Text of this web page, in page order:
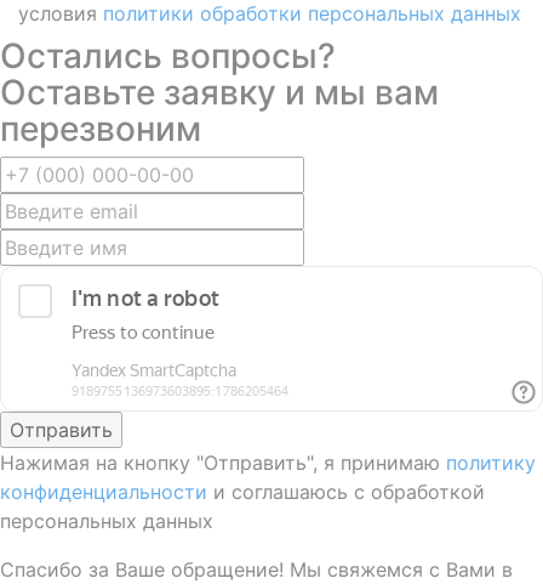
условия политики обработки персональных данных
Остались вопросы?
Оставьте заявку и мы вам
перезвоним
Отправить
Нажимая на кнопку "Отправить", я принимаю политику
конфиденциальности и соглашаюсь с обработкой
персональных данных
Спасибо за Ваше обращение! Мы свяжемся с Вами в